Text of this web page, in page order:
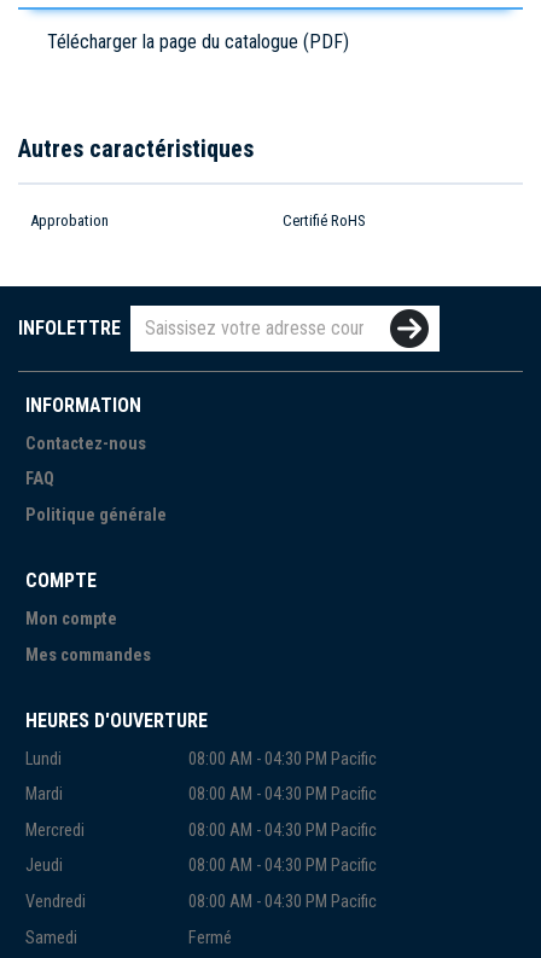
Télécharger la page du catalogue (PDF)
Autres caractéristiques
Approbation Certifié RoHS
INFOLETTRE
INFORMATION
Contactez-nous
FAQ
Politique générale
COMPTE
Mon compte
Mes commandes
HEURES D'OUVERTURE
Lundi
08:00 AM - 04:30 PM Pacific
Mardi
08:00 AM - 04:30 PM Pacific
Mercredi
08:00 AM - 04:30 PM Pacific
Jeudi
08:00 AM - 04:30 PM Pacific
Vendredi
08:00 AM - 04:30 PM Pacific
Samedi
Fermé